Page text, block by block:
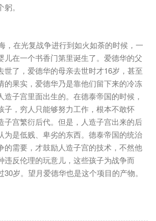
。
，在光复战争进行到如火如荼的时候，一
儿在一个书香门第里诞生了。爱德华的父
世了，爱德华的母亲去世时才16岁，甚至
的果实，爱德华乃是靠他们留下来的冷冻
造子宫里面出生的。在德泰帝国的时候，
子，穷人只能够努力工作，根本不敢怀
子宫繁衍后代。但是，人造子宫出来的后
为是低贱、卑劣的东西。德泰帝国的统治
的需要，才鼓励人造子宫的技术，不然他
违反伦理的玩意儿，这些孩子为战争而
岁。望月爱德华也是这个项目的产物。